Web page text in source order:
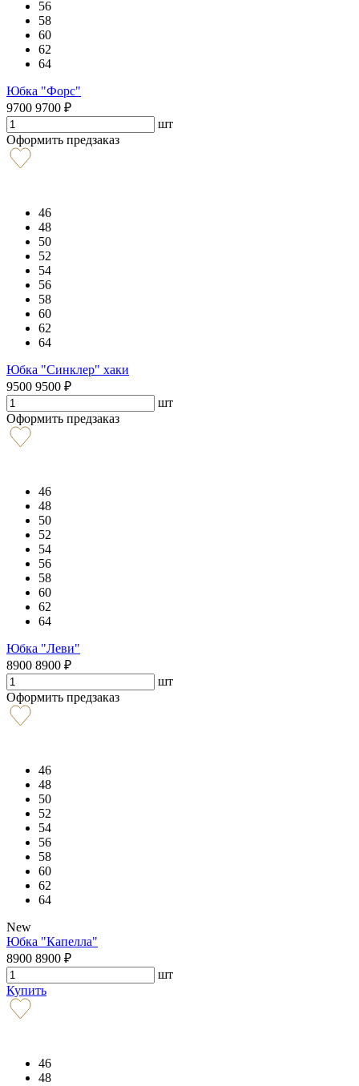
56
58
60
62
64
Юбка "Форс"
9700 9700 ₽
шт
Оформить предзаказ
46
48
50
52
54
56
58
60
62
64
Юбка "Синклер" хаки
9500 9500 ₽
шт
Оформить предзаказ
46
48
50
52
54
56
58
60
62
64
Юбка "Леви"
8900 8900 ₽
шт
Оформить предзаказ
46
48
50
52
54
56
58
60
62
64
New
Юбка "Капелла"
8900 8900 ₽
шт
Купить
46
48